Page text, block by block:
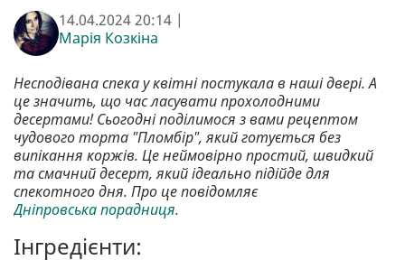
14.04.2024 20:14 |
Марія Козкіна
Несподівана спека у квітні постукала в наші двері. А
це значить, що час ласувати прохолодними
десертами! Сьогодні поділимося з вами рецептом
чудового торта "Пломбір", який готується без
випікання коржів. Це неймовірно простий, швидкий
та смачний десерт, який ідеально підійде для
спекотного дня. Про це повідомляє
Дніпровська порадниця.
Інгредієнти: